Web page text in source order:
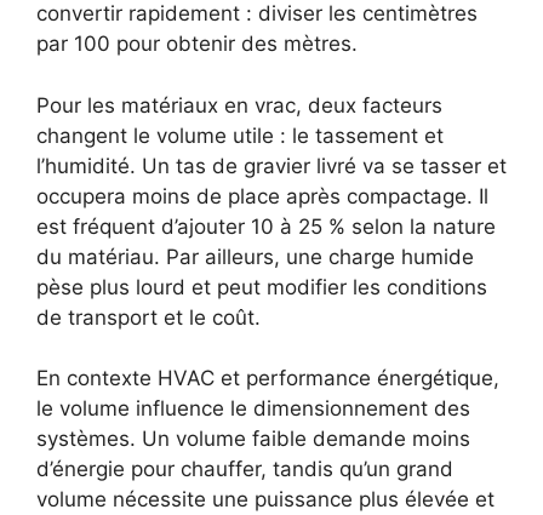
convertir rapidement : diviser les centimètres
par 100 pour obtenir des mètres.
Pour les matériaux en vrac, deux facteurs
changent le volume utile : le tassement et
l’humidité. Un tas de gravier livré va se tasser et
occupera moins de place après compactage. Il
est fréquent d’ajouter 10 à 25 % selon la nature
du matériau. Par ailleurs, une charge humide
pèse plus lourd et peut modifier les conditions
de transport et le coût.
En contexte HVAC et performance énergétique,
le volume influence le dimensionnement des
systèmes. Un volume faible demande moins
d’énergie pour chauffer, tandis qu’un grand
volume nécessite une puissance plus élevée et